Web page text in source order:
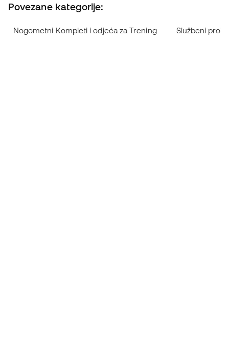
Povezane kategorije:
Nogometni Kompleti i odjeća za Trening Službeni